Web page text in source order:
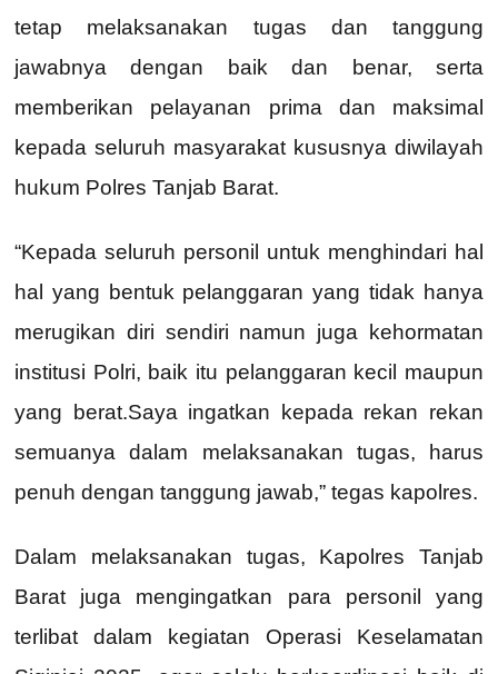
tetap melaksanakan tugas dan tanggung
jawabnya dengan baik dan benar, serta
memberikan pelayanan prima dan maksimal
kepada seluruh masyarakat kususnya diwilayah
hukum Polres Tanjab Barat.
“Kepada seluruh personil untuk menghindari hal
hal yang bentuk pelanggaran yang tidak hanya
merugikan diri sendiri namun juga kehormatan
institusi Polri, baik itu pelanggaran kecil maupun
yang berat.Saya ingatkan kepada rekan rekan
semuanya dalam melaksanakan tugas, harus
penuh dengan tanggung jawab,” tegas kapolres.
Dalam melaksanakan tugas, Kapolres Tanjab
Barat juga mengingatkan para personil yang
terlibat dalam kegiatan Operasi Keselamatan